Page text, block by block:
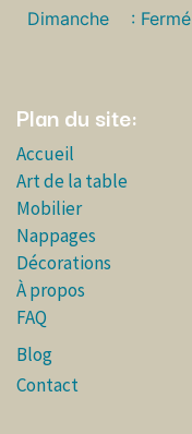
Dimanche : Fermé
Plan du site:
Accueil
Art de la table
Mobilier
Nappages
Décorations
À propos
FAQ
Blog
Contact